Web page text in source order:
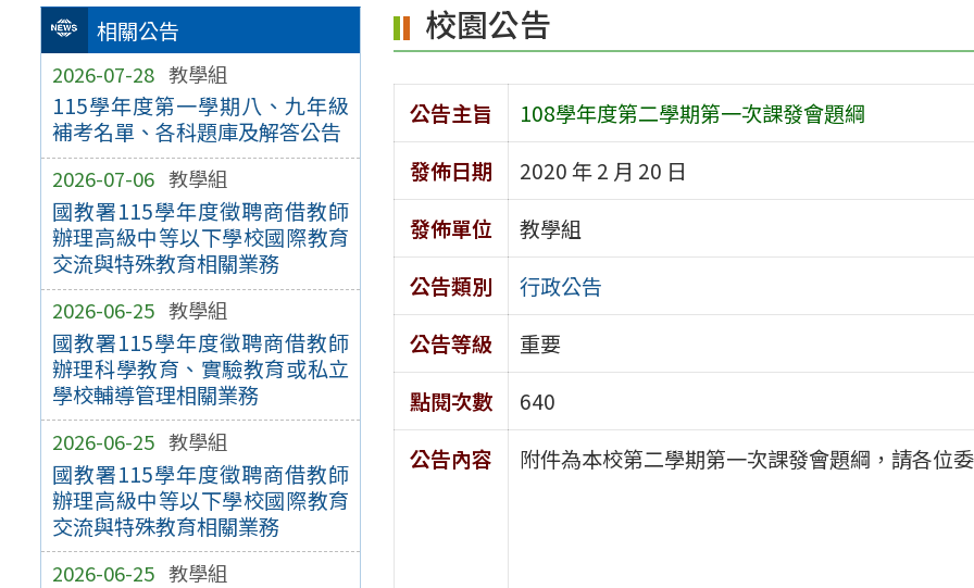
相關公告
2026-07-28 教學組
115學年度第一學期八、九年級
補考名單、各科題庫及解答公告
2026-07-06 教學組
國教署115學年度徵聘商借教師
辦理高級中等以下學校國際教育
交流與特殊教育相關業務
2026-06-25 教學組
國教署115學年度徵聘商借教師
辦理科學教育、實驗教育或私立
學校輔導管理相關業務
2026-06-25 教學組
國教署115學年度徵聘商借教師
辦理高級中等以下學校國際教育
交流與特殊教育相關業務
2026-06-25 教學組
校園公告
公告主旨
108學年度第二學期第一次課發會題綱
發佈日期
2020 年 2 月 20 日
發佈單位
教學組
公告類別
行政公告
公告等級
重要
點閱次數
640
公告內容
附件為本校第二學期第一次課發會題綱，請各位